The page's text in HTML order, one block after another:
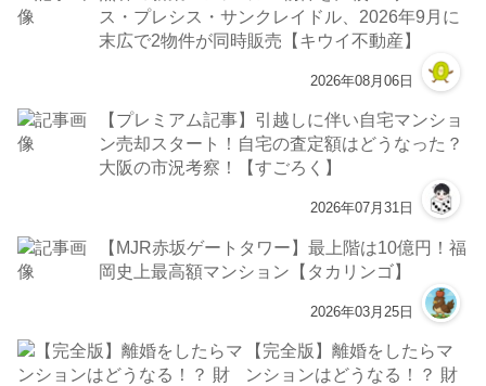
ス・プレシス・サンクレイドル、2026年9月に
末広で2物件が同時販売【キウイ不動産】
2026年08月06日
【プレミアム記事】引越しに伴い自宅マンショ
ン売却スタート！自宅の査定額はどうなった？
大阪の市況考察！【すごろく】
2026年07月31日
【MJR赤坂ゲートタワー】最上階は10億円！福
岡史上最高額マンション【タカリンゴ】
2026年03月25日
【完全版】離婚をしたらマ
ンションはどうなる！？ 財